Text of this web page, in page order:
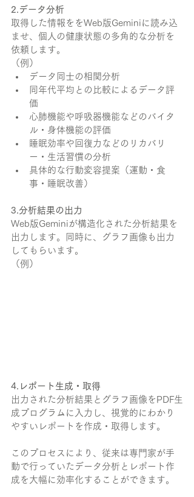
2.データ分析
取得した情報ををWeb版Geminiに読み込
ませ、個人の健康状態の多角的な分析を
依頼します。
（例）
データ同士の相関分析
同年代平均との比較によるデータ評
価
心肺機能や呼吸器機能などのバイタ
ル・身体機能の評価
睡眠効率や回復力などのリカバリ
ー・生活習慣の分析
具体的な行動変容提案（運動・食
事・睡眠改善）
3.分析結果の出力
Web版Geminiが構造化された分析結果を
出力します。同時に、グラフ画像も出力
してもらいます。
（例）
4.レポート生成・取得
出力された分析結果とグラフ画像をPDF生
成プログラムに入力し、視覚的にわかり
やすいレポートを作成・取得します。
このプロセスにより、従来は専門家が手
動で行っていたデータ分析とレポート作
成を大幅に効率化することができます。